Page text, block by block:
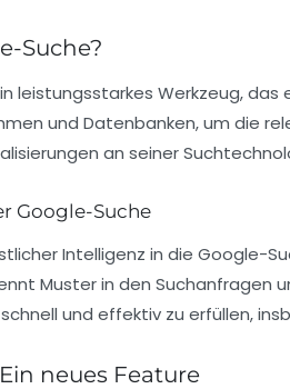
Suche?
leistungsstarkes Werkzeug,
und Datenbanken, um die
an seiner
Google-Suche
Intelligenz in die Google-
Muster in den
und effektiv zu erfüllen,
neues Feature